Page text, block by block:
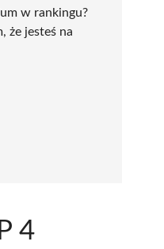
w rankingu?
że jesteś na
4